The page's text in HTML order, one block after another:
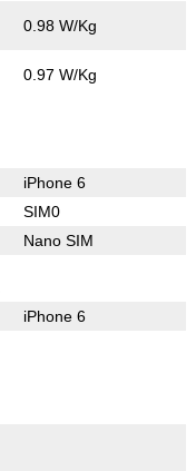
0.98 W/Kg
0.97 W/Kg
iPhone 6
SIM0
Nano SIM
iPhone 6